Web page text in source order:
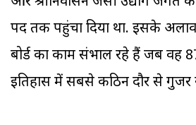
पद तक पहुंचा दिया था. इसके
बोर्ड का काम संभाल रहे हैं जब वह
इतिहास में सबसे कठिन दौर से गुजर